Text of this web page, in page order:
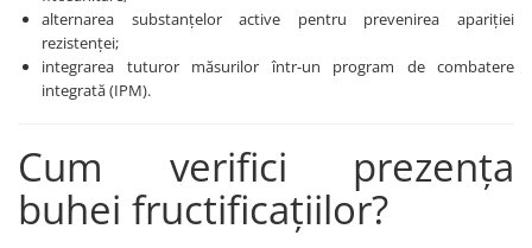
Erbicide
FRUCTE DE PĂDURE
Biostimulatori
Erbicide
GAZON
Insecticide
MERIȘOR
Insecticide
Fertilizanți foliari
MORCOV
Fertilizanți foliari
alternarea substanțelor active pentru prevenirea apariției
rezistenței;
integrarea tuturor măsurilor într-un program de combatere
integrată (IPM).
Cum verifici prezența
buhei fructificațiilor?